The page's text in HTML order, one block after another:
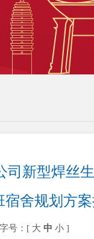
司新型焊丝
宿舍规划方
字号：[ 大 中 小 ]